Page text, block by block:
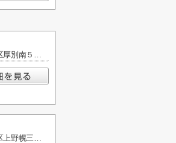
北海道札幌市厚別区厚別南５丁目
北海道札幌市厚別区上野幌三条２丁目